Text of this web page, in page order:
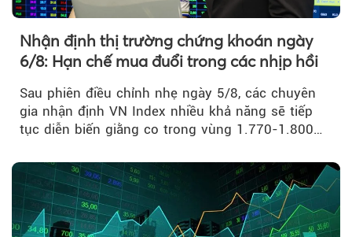
Nhận định thị trường chứng khoán ngày
6/8: Hạn chế mua đuổi trong các nhịp hồi
Sau phiên điều chỉnh nhẹ ngày 5/8, các chuyên
gia nhận định VN Index nhiều khả năng sẽ tiếp
tục diễn biến giằng co trong vùng 1.770-1.800